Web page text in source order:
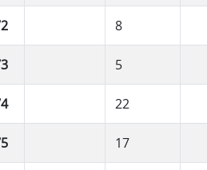
8
5
22
17